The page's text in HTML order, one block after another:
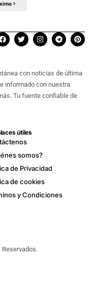
con noticias de última
informado con nuestra
Tu fuente confiable de
útiles
somos?
de Privacidad
de cookies
y Condiciones